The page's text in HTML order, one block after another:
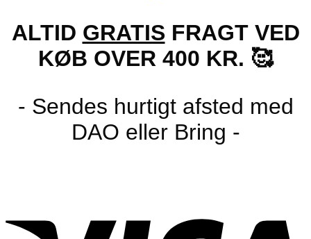
ALTID GRATIS FRAGT VED
KØB OVER 400 KR. 🥰
- Sendes hurtigt afsted med
DAO eller Bring -